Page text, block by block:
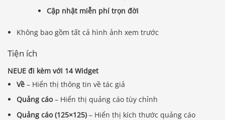
Cập nhật miễn phí trọn đời
Không bao gồm tất cả hình ảnh xem trước
Tiện ích
NEUE đi kèm với 14 Widget
Về – Hiển thị thông tin về tác giả
Quảng cáo– Hiển thị quảng cáo tùy chỉnh
Quảng cáo (125×125) – Hiển thị kích thước quảng cáo